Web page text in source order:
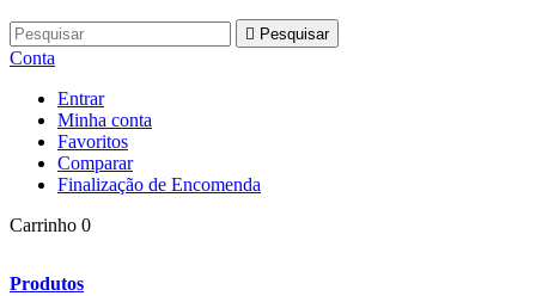
 Pesquisar
Conta
Entrar
Minha conta
Favoritos
Comparar
Finalização de Encomenda
Carrinho 0
Produtos